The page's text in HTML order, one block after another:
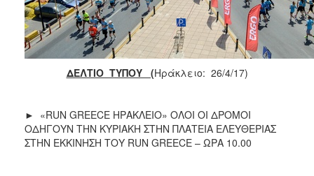
ΤΟΠΟΣ
ΠΟΛΗ
ΔΕΛΤΙΟ ΤΥΠΟΥ (Ηράκλειο: 26/4/17)
► «RUN GREECE ΗΡΑΚΛΕΙΟ» ΟΛΟΙ ΟΙ ΔΡΟΜΟΙ
ΟΔΗΓΟΥΝ ΤΗΝ ΚΥΡΙΑΚΗ ΣΤΗΝ ΠΛΑΤΕΙΑ ΕΛΕΥΘΕΡΙΑΣ
ΣΤΗΝ ΕΚΚΙΝΗΣΗ ΤΟΥ RUN GREECE – ΩΡΑ 10.00